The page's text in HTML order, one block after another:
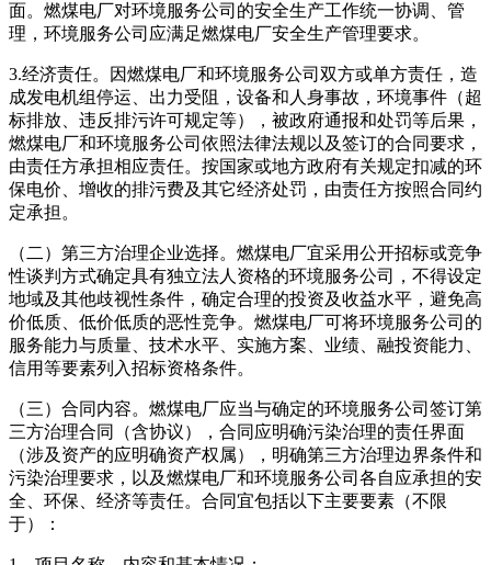
面。燃煤电厂对环境服务公司的安全生产工作统一协调、管
理，环境服务公司应满足燃煤电厂安全生产管理要求。
3.经济责任。因燃煤电厂和环境服务公司双方或单方责任，造
成发电机组停运、出力受阻，设备和人身事故，环境事件（超
标排放、违反排污许可规定等），被政府通报和处罚等后果，
燃煤电厂和环境服务公司依照法律法规以及签订的合同要求，
由责任方承担相应责任。按国家或地方政府有关规定扣减的环
保电价、增收的排污费及其它经济处罚，由责任方按照合同约
定承担。
（二）第三方治理企业选择。燃煤电厂宜采用公开招标或竞争
性谈判方式确定具有独立法人资格的环境服务公司，不得设定
地域及其他歧视性条件，确定合理的投资及收益水平，避免高
价低质、低价低质的恶性竞争。燃煤电厂可将环境服务公司的
服务能力与质量、技术水平、实施方案、业绩、融投资能力、
信用等要素列入招标资格条件。
（三）合同内容。燃煤电厂应当与确定的环境服务公司签订第
三方治理合同（含协议），合同应明确污染治理的责任界面
（涉及资产的应明确资产权属），明确第三方治理边界条件和
污染治理要求，以及燃煤电厂和环境服务公司各自应承担的安
全、环保、经济等责任。合同宜包括以下主要要素（不限
于）：